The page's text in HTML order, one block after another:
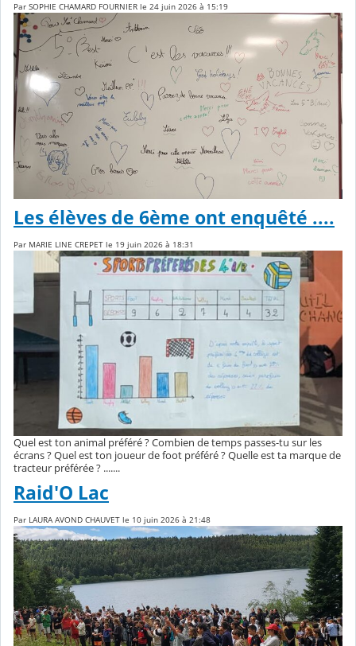
Par SOPHIE CHAMARD FOURNIER le 24 juin 2026 à 15:19
Les élèves de 6ème ont enquêté ....
Par MARIE LINE CREPET le 19 juin 2026 à 18:31
Quel est ton animal préféré ? Combien de temps passes-tu sur les
écrans ? Quel est ton joueur de foot préféré ? Quelle est ta marque de
tracteur préférée ? .......
Raid'O Lac
Par LAURA AVOND CHAUVET le 10 juin 2026 à 21:48